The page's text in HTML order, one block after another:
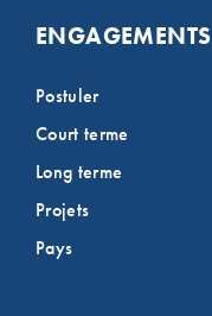
ENGAGEMENTS
Postuler
Court terme
Long terme
Projets
Pays